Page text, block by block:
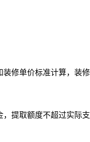
修单价标准计算，装修
提取额度不超过实际支